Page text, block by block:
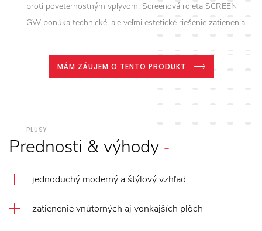
proti poveternostným vplyvom. Screenová roleta SCREEN
GW ponúka technické, ale veľmi estetické riešenie zatienenia.
MÁM ZÁUJEM O TENTO PRODUKT
PLUSY
Prednosti &výhody
jednoduchý moderný a štýlový vzhľad
zatienenie vnútorných aj vonkajších plôch